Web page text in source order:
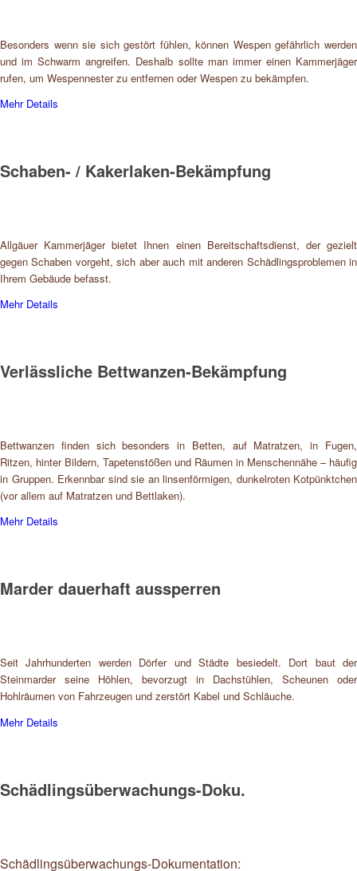
Besonders wenn sie sich gestört fühlen, können Wespen gefährlich werden
und im Schwarm angreifen. Deshalb sollte man immer einen Kammerjäger
rufen, um Wespennester zu entfernen oder Wespen zu bekämpfen.
Mehr Details
Schaben- / Kakerlaken-Bekämpfung
Allgäuer Kammerjäger bietet Ihnen einen Bereitschaftsdienst, der gezielt
gegen Schaben vorgeht, sich aber auch mit anderen Schädlingsproblemen in
Ihrem Gebäude befasst.
Mehr Details
Verlässliche Bettwanzen-Bekämpfung
Bettwanzen finden sich besonders in Betten, auf Matratzen, in Fugen,
Ritzen, hinter Bildern, Tapetenstößen und Räumen in Menschennähe – häufig
in Gruppen. Erkennbar sind sie an linsenförmigen, dunkelroten Kotpünktchen
(vor allem auf Matratzen und Bettlaken).
Mehr Details
Marder dauerhaft aussperren
Seit Jahrhunderten werden Dörfer und Städte besiedelt. Dort baut der
Steinmarder seine Höhlen, bevorzugt in Dachstühlen, Scheunen oder
Hohlräumen von Fahrzeugen und zerstört Kabel und Schläuche.
Mehr Details
Schädlingsüberwachungs-Doku.
Schädlingsüberwachungs-Dokumentation: